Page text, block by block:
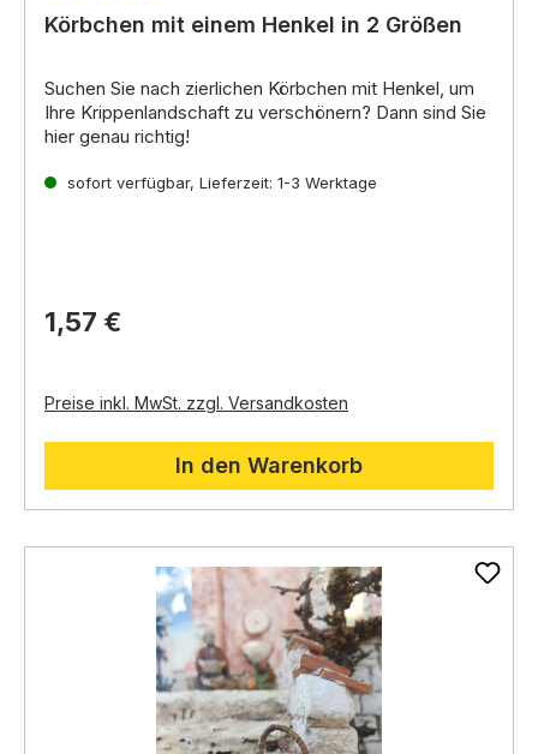
Durchschnittliche Bewertung von 5 von 5 Sternen
Körbchen mit einem Henkel in 2 Größen
Suchen Sie nach zierlichen Körbchen mit Henkel, um
Ihre Krippenlandschaft zu verschönern? Dann sind Sie
hier genau richtig!
Körbchen in zwei verschiedenen Größen an,
sofort verfügbar, Lieferzeit: 1-3 Werktage
1,57 €
Preise inkl. MwSt. zzgl. Versandkosten
In den Warenkorb